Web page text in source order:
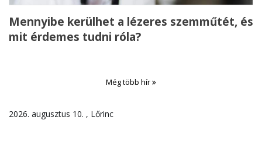
Mennyibe kerülhet a lézeres szemműtét, és
mit érdemes tudni róla?
Még több hír
2026. augusztus 10. , Lőrinc